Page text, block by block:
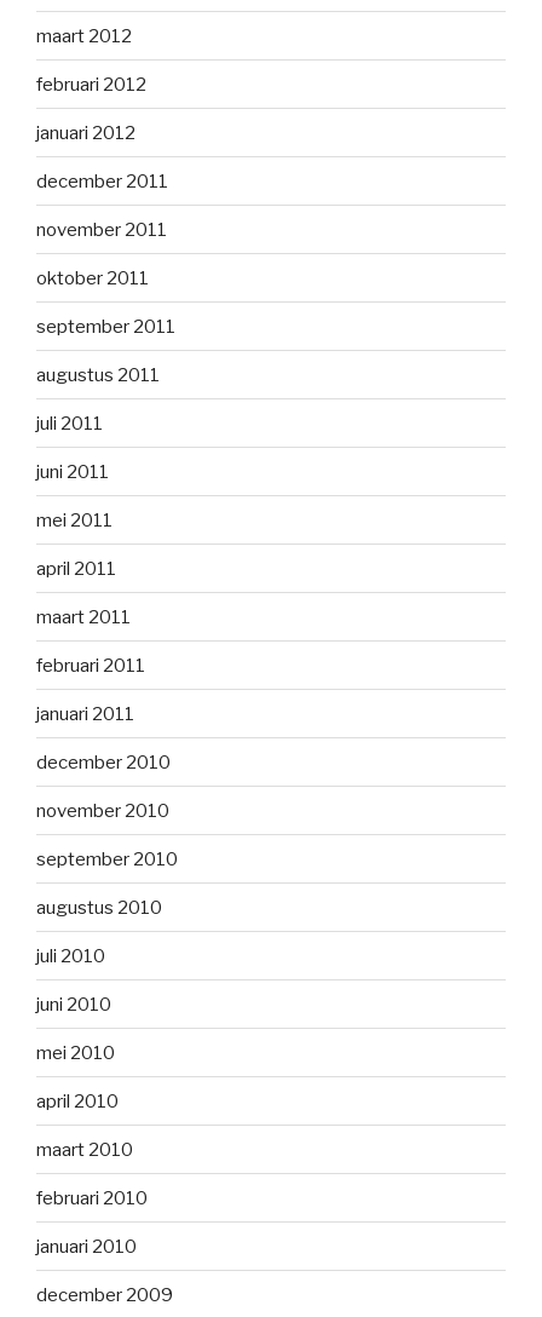
maart 2012
februari 2012
januari 2012
december 2011
november 2011
oktober 2011
september 2011
augustus 2011
juli 2011
juni 2011
mei 2011
april 2011
maart 2011
februari 2011
januari 2011
december 2010
november 2010
september 2010
augustus 2010
juli 2010
juni 2010
mei 2010
april 2010
maart 2010
februari 2010
januari 2010
december 2009